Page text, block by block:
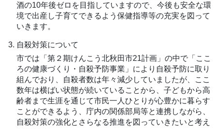
酒の10年後ゼロを目指していますので、今後も安全な環
境で出産し子育てできるよう保健指導等の充実を図って
いきます。
自殺対策について
市では「第２期けんこう北秋田市21計画」の中で「ここ
ろの健康づくり・自殺予防事業」により自殺予防に取り
組んでおり、自殺者数は年々減少していましたが、ここ
数年は横ばい状態が続いていることから、子どもから高
齢者まで生涯を通じて市民一人ひとりが心豊かに暮らす
ことができるよう、庁内の関係部局等と連携しながら、
自殺対策の強化とさらなる推進を図っていきたいと考え